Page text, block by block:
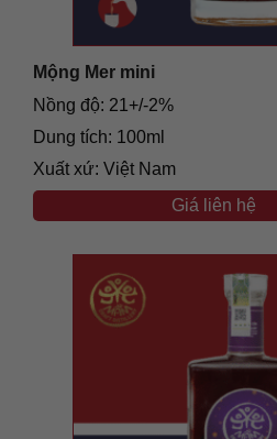
Nồng độ: 21+/-2%
Dung tích: 100ml
Xuất xứ: Việt Nam
Mộng Mer mini
Giá liên hệ